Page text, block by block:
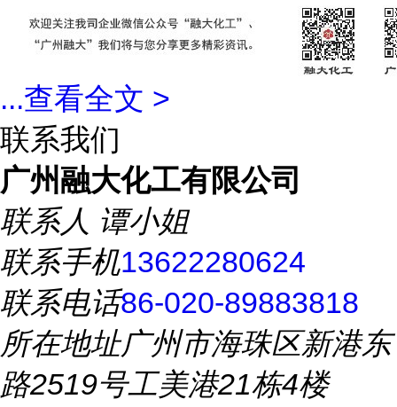
...查看全文 >
联系我们
广州融大化工有限公司
联系人 谭小姐
联系手机13622280624
联系电话86-020-89883818
所在地址广州市海珠区新港东
路2519号工美港21栋4楼